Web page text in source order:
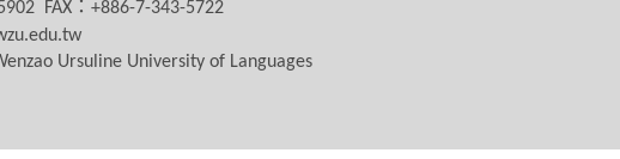
FAX ： +886-7-343-5722
Ursuline University of Languages